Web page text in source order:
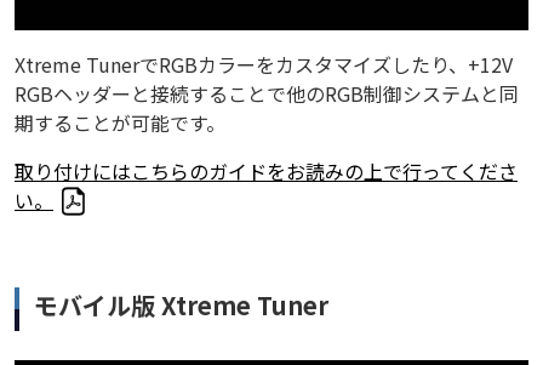
Xtreme TunerでRGBカラーをカスタマイズしたり、+12V
RGBヘッダーと接続することで他のRGB制御システムと同
期することが可能です。
取り付けにはこちらのガイドをお読みの上で行ってくださ
い。
モバイル版 Xtreme Tuner